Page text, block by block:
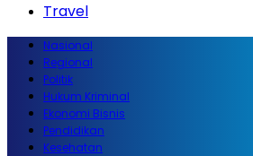
Travel
Nasional
Regional
Politik
Hukum Kriminal
Ekonomi Bisnis
Pendidikan
Kesehatan